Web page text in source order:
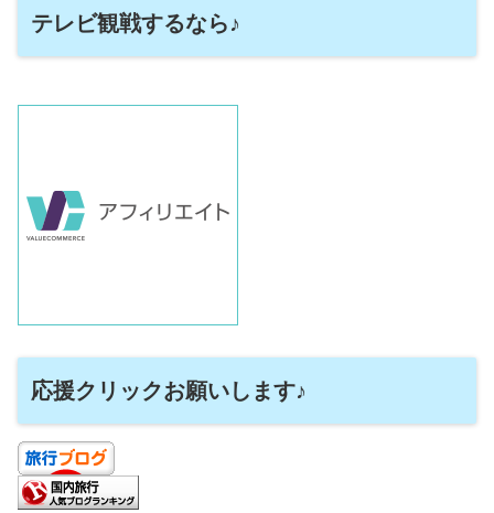
テレビ観戦するなら♪
応援クリックお願いします♪